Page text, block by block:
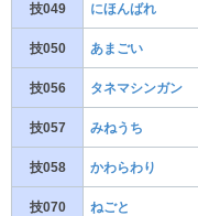
技049 にほんばれ
技050 あまごい
技056 タネマシンガン
技057 みねうち
技058 かわらわり
技070 ねごと